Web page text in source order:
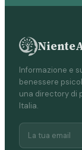
Informazione e
benessere
una directory di
Italia.